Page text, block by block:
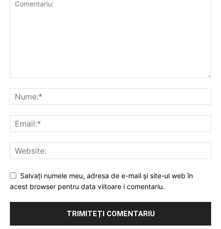
Salvați numele meu, adresa de e-mail și site-ul web în
acest browser pentru data viitoare i comentariu.